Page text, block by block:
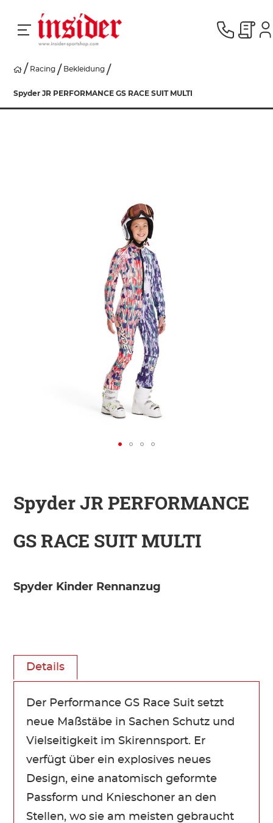
Racing Bekleidung
Spyder JR PERFORMANCE GS RACE SUIT MULTI
Spyder JR PERFORMANCE
GS RACE SUIT MULTI
Spyder Kinder Rennanzug
Details
Der Performance GS Race Suit setzt
neue Maßstäbe in Sachen Schutz und
Vielseitigkeit im Skirennsport. Er
verfügt über ein explosives neues
Design, eine anatomisch geformte
Passform und Knieschoner an den
Stellen, wo sie am meisten gebraucht